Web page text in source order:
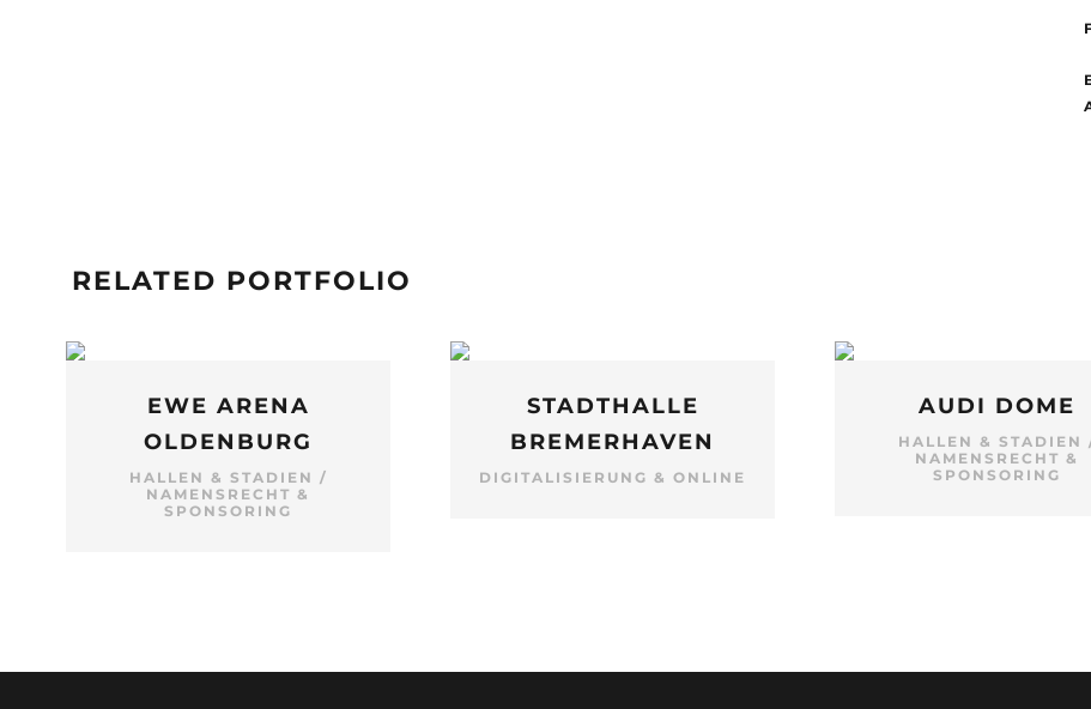
RELATED PORTFOLIO
EWE ARENA
OLDENBURG
HALLEN & STADIEN /
NAMENSRECHT &
SPONSORING
STADTHALLE
BREMERHAVEN
DIGITALISIERUNG & ONLINE
AUDI DOME
HALLEN & STADIEN
NAMENSRECHT &
SPONSORING